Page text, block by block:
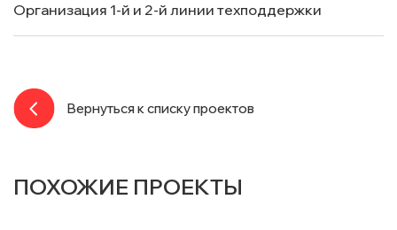
Организация 1-й и 2-й линии техподдержки
Вернуться к списку проектов
ПОХОЖИЕ ПРОЕКТЫ